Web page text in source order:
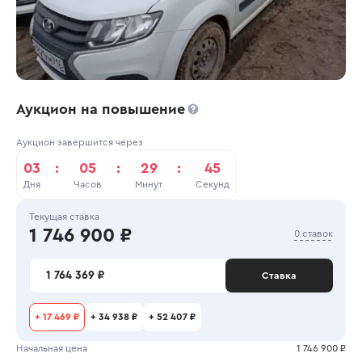
Аукцион на повышение
Аукцион завершится через
03
Дня
: 05
Часов
: 29
Минут
: 45
Секунд
Текущая ставка
1 746 900 ₽ 0 ставок
1 764 369 ₽ Ставка
+ 17 469 ₽ + 34 938 ₽ + 52 407 ₽
Начальная цена 1 746 900 ₽